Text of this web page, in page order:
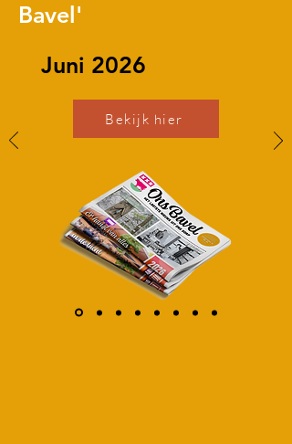
Bavel'
Juni 2026
Bekijk hier